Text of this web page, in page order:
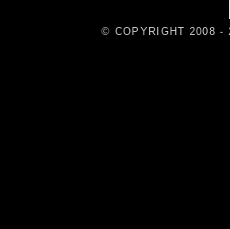
© COPYRIGHT 2008